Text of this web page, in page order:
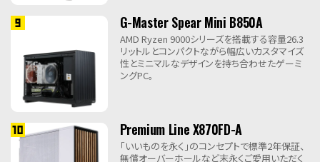
G-Master Spear Mini B850A
AMD Ryzen 9000シリーズを搭載する容量26.3
リットルとコンパクトながら幅広いカスタマイズ
性とミニマルなデザインを持ち合わせたゲーミ
ングPC。
Premium Line X870FD-A
「いいものを永く」のコンセプトで標準2年保証、
無償オーバーホールなど末永くご愛用いただく